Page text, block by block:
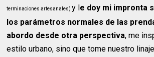
terminaciones artesanales)y le doy mi impronta
los parámetros normales de las
abordo desde otra perspectiva, me
estilo urbano, sino que tome nuestro